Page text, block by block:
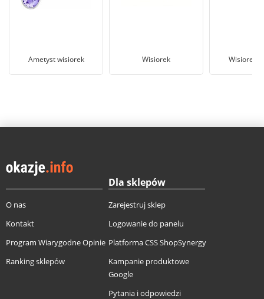
Ametyst wisiorek Wisiorek Wisiorek
O nas
Kontakt
Program Wiarygodne Opinie
Ranking sklepów
Dla sklepów
Zarejestruj sklep
Logowanie do panelu
Platforma CSS ShopSynergy
Kampanie produktowe
Google
Pytania i odpowiedzi